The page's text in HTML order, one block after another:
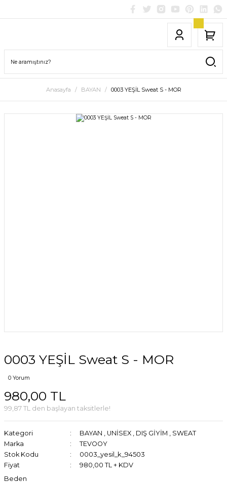
Anasayfa BAYAN 0003 YEŞİL Sweat S - MOR
0003 YEŞİL Sweat S - MOR
0 Yorum
980,00 TL
99,87 TL den başlayan taksitlerle!
Kategori BAYAN , UNİSEX , DIŞ GİYİM , SWEAT
Marka
TEVOOY
Stok Kodu
0003_yesil_k_94503
Fiyat
980,00 TL + KDV
Beden